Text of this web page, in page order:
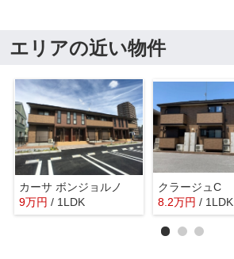
エリアの近い物件
カーサ ボンジョルノ
9万円 / 1LDK
クラージュC
8.2万円 / 1LDK